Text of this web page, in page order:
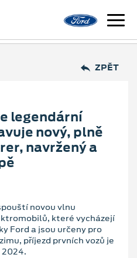
ZPĚT
legendární
nový, plně
navržený a
novou vlnu
které vycházejí
Ford a jsou určeny pro
příjezd prvních vozů je
2024.